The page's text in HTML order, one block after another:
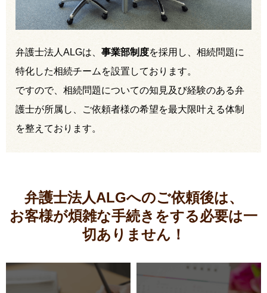
弁護士法人ALGは、 事業部制度を採用し、相続問題に
特化した相続チームを設置しております。
ですので、相続問題についての知見及び経験のある弁
護士が所属し、ご依頼者様の希望を最大限叶える体制
を整えております。
弁護士法人ALGへのご依頼後は、
お客様が煩雑な手続きをする必要は一
切ありません！